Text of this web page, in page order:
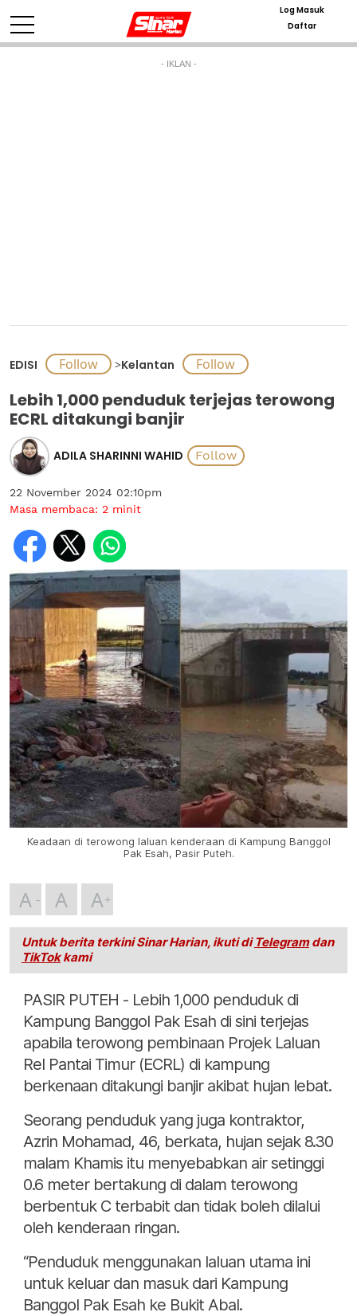
Log Masuk
Daftar
- IKLAN -
EDISI >Kelantan
Lebih 1,000 penduduk terjejas terowong
ECRL ditakungi banjir
ADILA SHARINNI WAHID
22 November 2024 02:10pm
Masa membaca: 2 minit
Keadaan di terowong laluan kenderaan di Kampung Banggol
Pak Esah, Pasir Puteh.
A A A
Untuk berita terkini Sinar Harian, ikuti di Telegramdan
TikTokkami
PASIR PUTEH - Lebih 1,000 penduduk di
Kampung Banggol Pak Esah di sini terjejas
apabila terowong pembinaan Projek Laluan
Rel Pantai Timur (ECRL) di kampung
berkenaan ditakungi banjir akibat hujan lebat.
Seorang penduduk yang juga kontraktor,
Azrin Mohamad, 46, berkata, hujan sejak 8.30
malam Khamis itu menyebabkan air setinggi
0.6 meter bertakung di dalam terowong
berbentuk C terbabit dan tidak boleh dilalui
oleh kenderaan ringan.
“Penduduk menggunakan laluan utama ini
untuk keluar dan masuk dari Kampung
Banggol Pak Esah ke Bukit Abal.